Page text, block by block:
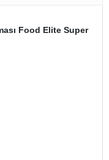
Food Elite Super